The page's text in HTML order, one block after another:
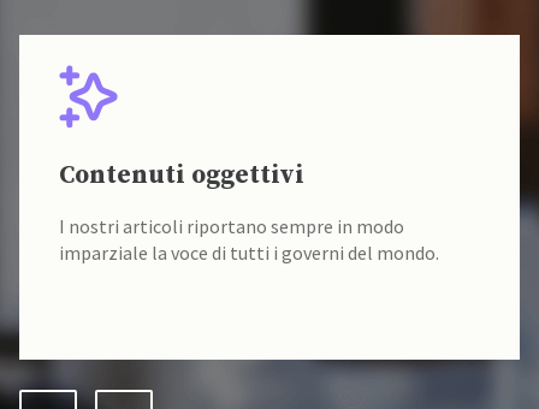
Contenuti oggettivi
I nostri articoli riportano sempre in modo
imparziale la voce di tutti i governi del mondo.